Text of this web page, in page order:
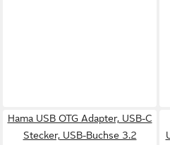
Hama USB OTG Adapter, USB-C
Stecker, USB-Buchse 3.2